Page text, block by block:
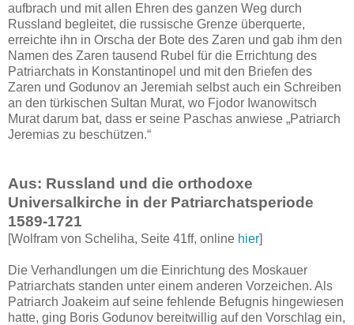
aufbrach und mit allen Ehren des ganzen Weg durch
Russland begleitet, die russische Grenze überquerte,
erreichte ihn in Orscha der Bote des Zaren und gab ihm den
Namen des Zaren tausend Rubel für die Errichtung des
Patriarchats in Konstantinopel und mit den Briefen des
Zaren und Godunov an Jeremiah selbst auch ein Schreiben
an den türkischen Sultan Murat, wo Fjodor Iwanowitsch
Murat darum bat, dass er seine Paschas anwiese „Patriarch
Jeremias zu beschützen.“
Aus: Russland und die orthodoxe
Universalkirche in der Patriarchatsperiode
1589-1721
[Wolfram von Scheliha, Seite 41ff, online hier]
Die Verhandlungen um die Einrichtung des Moskauer
Patriarchats standen unter einem anderen Vorzeichen. Als
Patriarch Joakeim auf seine fehlende Befugnis hingewiesen
hatte, ging Boris Godunov bereitwillig auf den Vorschlag ein,